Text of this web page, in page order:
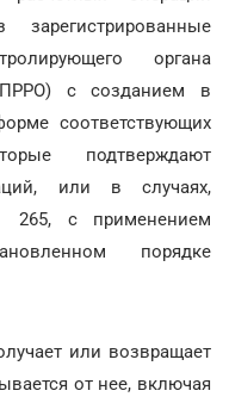
органа
с созданием в
соответствующих
подтверждают
или в случаях,
265, с применением
порядке
или возвращает
от нее, включая